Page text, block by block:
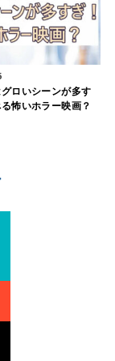
ロいシーンが多す
怖いホラー映画？